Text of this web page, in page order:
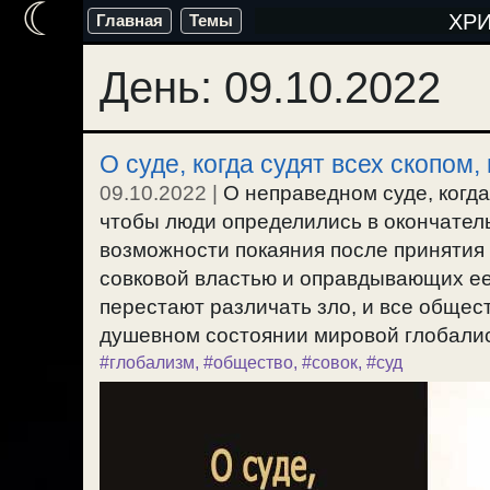
Перейти
содержимому
Главная Темы
День: 09.10.2022
О суде, когда судят всех
09.10.2022
О неправедном суде,
чтобы люди определились в
возможности покаяния после
совковой властью и оправдывающих
перестают различать зло, и все
душевном состоянии мировой
#глобализм, #общество, #совок, #суд
☾